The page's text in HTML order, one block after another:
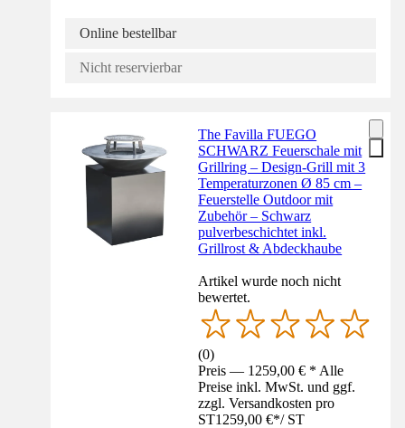
Online bestellbar
Nicht reservierbar
The Favilla FUEGO
SCHWARZ Feuerschale mit
Grillring – Design-Grill mit 3
Temperaturzonen Ø 85 cm –
Feuerstelle Outdoor mit
Zubehör – Schwarz
pulverbeschichtet inkl.
Grillrost & Abdeckhaube
Artikel wurde noch nicht
bewertet.
(0)
Preis — 1259,00 € * Alle
Preise inkl. MwSt. und ggf.
zzgl. Versandkosten pro
ST1259,00 €*/ ST